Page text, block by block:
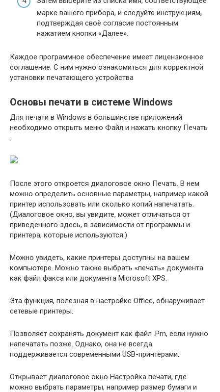
марке вашего прибора, и следуйте инструкциям,
подтверждая своё согласие постоянным
нажатием кнопки «Далее».
Каждое программное обеспечение имеет лицензионное
соглашение. С ним нужно ознакомиться для корректной
установки печатающего устройства
Основы печати в системе Windows
Для печати в Windows в большинстве приложений
необходимо открыть меню Файл и нажать кнопку Печать
.
После этого откроется диалоговое окно Печать. В нем
можно определить основные параметры, например какой
принтер использовать или сколько копий напечатать.
(Диалоговое окно, вы увидите, может отличаться от
приведенного здесь, в зависимости от программы и
принтера, которые используются.)
Можно увидеть, какие принтеры доступны на вашем
компьютере. Можно также выбрать «печать» документа
как файл факса или документа Microsoft XPS.
Эта функция, полезная в настройке Office, обнаруживает
сетевые принтеры.
Позволяет сохранять документ как файл .Prn, если нужно
напечатать позже. Однако, она не всегда
поддерживается современными USB-принтерами.
Открывает диалоговое окно Настройка печати, где
можно выбрать параметры, например размер бумаги и